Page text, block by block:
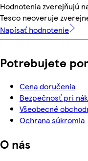
Hodnotenia zverejňujú
Tesco neoveruje
Napísať hodnotenie
Potrebujete
Cena doručenia
Bezpečnosť pri
Všeobecné
Ochrana súkromia
O nás